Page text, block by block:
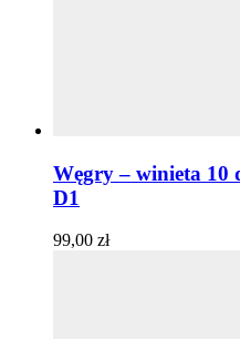
Węgry – winieta 10
D1
99,00 zł